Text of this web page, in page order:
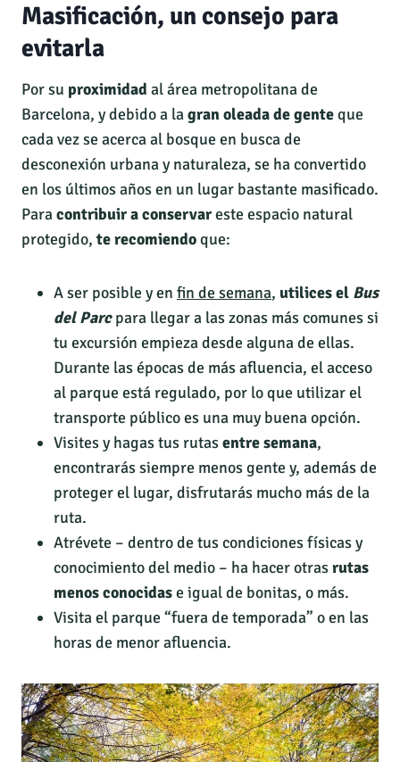
Masificación, un consejo para
evitarla
Por su proximidad al área metropolitana de
Barcelona, y debido a lagran oleada de genteque
cada vez se acerca al bosque en busca de
desconexión urbana y naturaleza, se ha convertido
en los últimos años en un lugar bastante masificado.
Paracontribuir a conservareste espacio natural
protegido, te recomiendoque:
A ser posible y en fin de semana, utilices el Bus
del Parc para llegar a las zonas más comunes si
tu excursión empieza desde alguna de ellas.
Durante las épocas de más afluencia, el acceso
al parque está regulado, por lo que utilizar el
transporte público es una muy buena opción.
Visites y hagas tus rutasentre semana,
encontrarás siempre menos gente y, además de
proteger el lugar, disfrutarás mucho más de la
ruta.
Atrévete – dentro de tus condiciones físicas y
conocimiento del medio – ha hacer otrasrutas
menos conocidase igual de bonitas, o más.
Visita el parque “fuera de temporada” o en las
horas de menor afluencia.